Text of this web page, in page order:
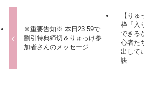
※重要告知※ 本日23:59で
割引特典締切＆りゅっけ参
加者さんのメッセージ
【り
枠「入
できる
心者た
出して
訣